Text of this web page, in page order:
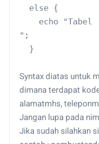
  else {
    echo "Tabel
";
  }
Syntax diatas untuk
dimana terdapat
alamatmhs,
Jangan lupa pada
Jika sudah silahkan